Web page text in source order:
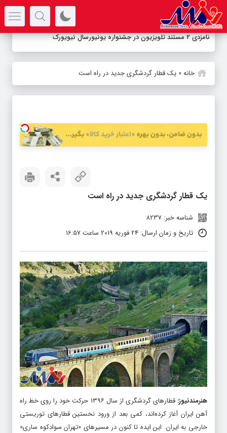
نامزدی ۲ مستند تلویزیون در جشنواره یونیورسال نیویورک
خانه» یک قطار گردشگری جدید در راه است
یک قطار گردشگری جدید در راه است
شناسه خبر: 8237
تاریخ و زمان ارسال: 24 فوریه 2019 ساعت 16:57
هنرمندنیوز:
قطارهای گردشگری از سال ۱۳۹۶ حرکت خود را روی خط راه
آهن ایران آغاز کرده‌اند، کمی بعد از ورود نخستین قطارهای توریستی
خارجی به ایران. این ایده تا کنون در مسیرهای «تهران سوادکوه ساری»